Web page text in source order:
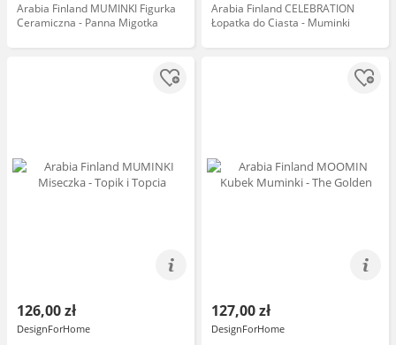
Arabia Finland MUMINKI Figurka
Ceramiczna - Panna Migotka
Arabia Finland CELEBRATION
Łopatka do Ciasta - Muminki
126,00 zł
DesignForHome
127,00 zł
DesignForHome